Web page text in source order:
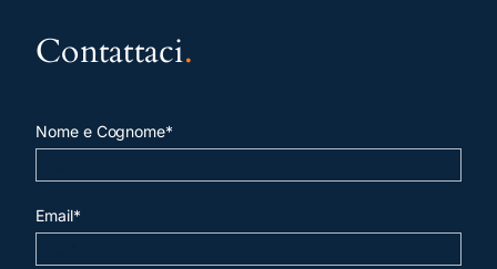
Contattaci.
Nome e Cognome*
Email*